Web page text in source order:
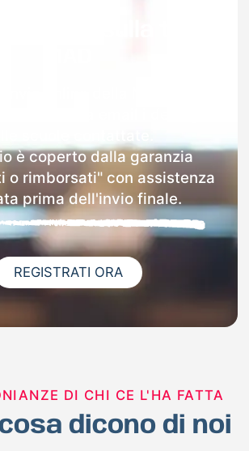
è coperto dalla garanzia
o rimborsati" con assistenza
prima dell'invio finale.
REGISTRATI ORA
DI CHI CE L'HA FATTA
dicono di noi